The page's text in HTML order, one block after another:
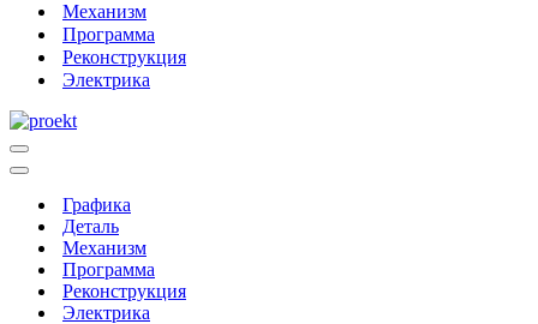
Механизм
Программа
Реконструкция
Электрика
Меню
навигации
Меню
навигацииГрафика
Деталь
Механизм
Программа
Реконструкция
Электрика